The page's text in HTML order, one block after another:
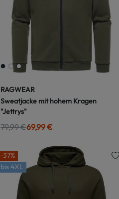
RAGWEAR
Sweatjacke mit hohem Kragen
"Jettrys"
79,99 €69,99 €
-37%
bis4XL